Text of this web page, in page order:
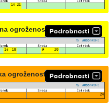
ogroženost
ogroženost